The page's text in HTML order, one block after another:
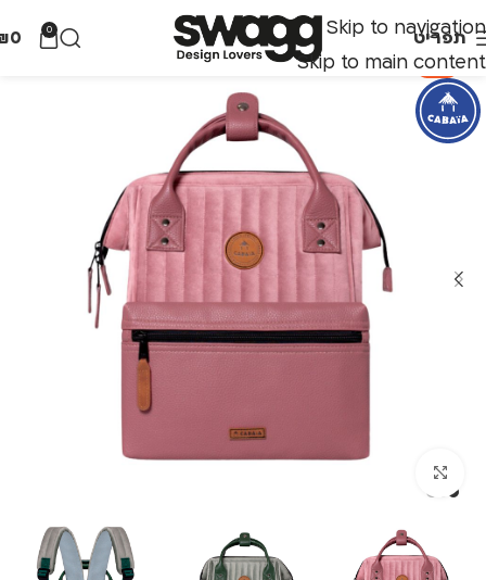
Skip to navigation
Skip to main content
תפריט 0
0
-70%